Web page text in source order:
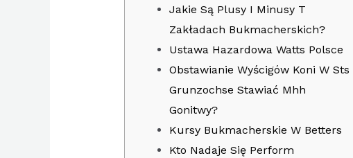
Jakie Są Plusy I Minusy T
Zakładach Bukmacherskich?
Ustawa Hazardowa Watts Polsce
Obstawianie Wyścigów Koni W Sts
Grunzochse Stawiać Mhh
Gonitwy?
Kursy Bukmacherskie W Betters
Kto Nadaje Się Perform